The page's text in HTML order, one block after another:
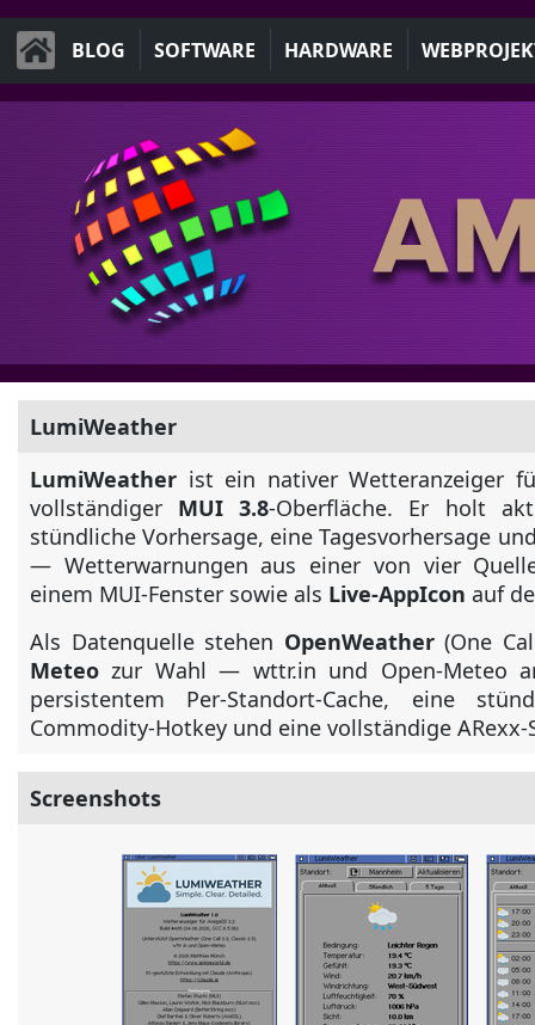
BLOG SOFTWARE HARDWARE
LumiWeather
LumiWeather ist ein nativer Wetteranzeiger
vollständiger MUI 3.8-Oberfläche. Er holt
stündliche Vorhersage, eine Tagesvorhersage
— Wetterwarnungen aus einer von vier
einem MUI-Fenster sowie als Live-AppIcon auf
Als Datenquelle stehen OpenWeather(One
Meteo zur Wahl — wttr.in und Open-Meteo
persistentem Per-Standort-Cache, eine
Commodity-Hotkey und eine vollständige
Screenshots